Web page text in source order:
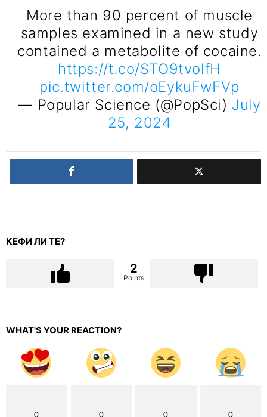
More than 90 percent of muscle
samples examined in a new study
contained a metabolite of cocaine.
https://t.co/STO9tvolfH
pic.twitter.com/oEykuFwFVp
— Popular Science (@PopSci) July
25, 2024
КЕФИ ЛИ ТЕ?
2
Points
WHAT'S YOUR REACTION?
0 0 0 0